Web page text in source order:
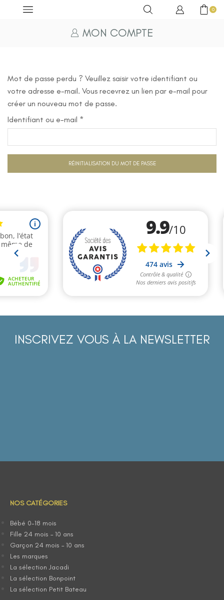
0
MON COMPTE
Mot de passe perdu ? Veuillez saisir votre identifiant ou
votre adresse e-mail. Vous recevrez un lien par e-mail pour
créer un nouveau mot de passe.
Identifiant ou e-mail *
RÉINITIALISATION DU MOT DE PASSE
INSCRIVEZ VOUS À LA NEWSLETTER
NOS CATÉGORIES
Bébé 0-18 mois
Fille 24 mois – 10 ans
Garçon 24 mois – 10 ans
Les marques
La sélection Jacadi
La sélection Bonpoint
La sélection Petit Bateau